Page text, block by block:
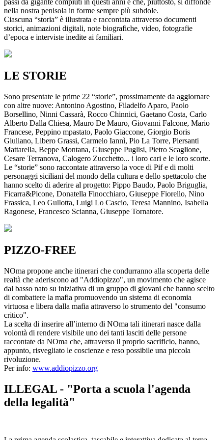
passi da gigante compiuti in questi anni e che, piuttosto, si diffonde
nella nostra penisola in forme sempre più subdole.
Ciascuna “storia” è illustrata e raccontata attraverso documenti
storici, animazioni digitali, note biografiche, video, fotografie
d’epoca e interviste inedite ai familiari.
LE STORIE
Sono presentate le prime 22 “storie”, prossimamente da aggiornare
con altre nuove: Antonino Agostino, Filadelfo Aparo, Paolo
Borsellino, Ninni Cassarà, Rocco Chinnici, Gaetano Costa, Carlo
Alberto Dalla Chiesa, Mauro De Mauro, Giovanni Falcone, Mario
Francese, Peppino mpastato, Paolo Giaccone, Giorgio Boris
Giuliano, Libero Grassi, Carmelo Iannì, Pio La Torre, Piersanti
Mattarella, Beppe Montana, Giuseppe Puglisi, Pietro Scaglione,
Cesare Terranova, Calogero Zucchetto... i loro cari e le loro scorte.
Le “storie” sono raccontate attraverso la voce di Pif e di molti
personaggi siciliani del mondo della cultura e dello spettacolo che
hanno scelto di aderire al progetto: Pippo Baudo, Paolo Briguglia,
Ficarra&Picone, Donatella Finocchiaro, Giuseppe Fiorello, Nino
Frassica, Leo Gullotta, Luigi Lo Cascio, Teresa Mannino, Isabella
Ragonese, Francesco Scianna, Giuseppe Tornatore.
PIZZO-FREE
NOma propone anche itinerari che condurranno alla scoperta delle
realtà che aderiscono ad "Addiopizzo", un movimento che agisce
dal basso nato su iniziativa di un gruppo di giovani che hanno scelto
di combattere la mafia promuovendo un sistema di economia
virtuosa e libera dalla mafia attraverso lo strumento del "consumo
critico".
La scelta di inserire all’interno di NOma tali itinerari nasce dalla
volontà di rendere visibile uno dei tanti lasciti delle persone
raccontate da NOma che, attraverso il proprio sacrificio, hanno,
appunto, risvegliato le coscienze e reso possibile una piccola
rivoluzione.
Per info: www.addiopizzo.org
ILLEGAL - "Porta a scuola l'agenda
della legalità"